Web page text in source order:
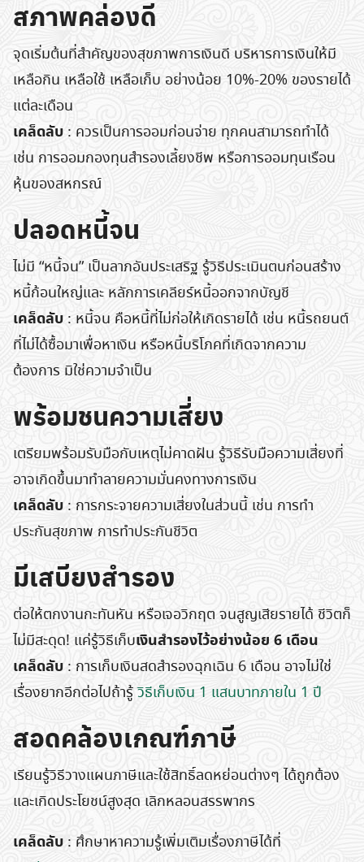
สภาพคล่องดี
จุดเริ่มต้นที่สําคัญของสุขภาพการเงินดี บริหารการเงินให้มี
เหลือกิน เหลือใช้ เหลือเก็บ อย่างน้อย 10%-20% ของรายได้
แต่ละเดือน
เคล็ดลับ : ควรเป็นการออมก่อนจ่าย ทุกคนสามารถทำได้
เช่น การออมกองทุนสำรองเลี้ยงชีพ หรือการออมทุนเรือน
หุ้นของสหกรณ์
ปลอดหนี้จน
ไม่มี “หนี้จน” เป็นลาภอันประเสริฐ รู้วิธีประเมินตนก่อนสร้าง
หนี้ก้อนใหญ่และ หลักการเคลียร์หนี้ออกจากบัญชี
เคล็ดลับ : หนี้จน คือหนี้ที่ไม่ก่อให้เกิดรายได้ เช่น หนี้รถยนต์
ที่ไม่ได้ซื้อมาเพื่อหาเงิน หรือหนี้บริโภคที่เกิดจากความ
ต้องการ มิใช่ความจำเป็น
พร้อมชนความเสี่ยง
เตรียมพร้อมรับมือกับเหตุไม่คาดฝัน รู้วิธีรับมือความเสี่ยงที่
อาจเกิดขึ้นมาทําลายความมั่นคงทางการเงิน
เคล็ดลับ : การกระจายความเสี่ยงในส่วนนี้ เช่น การทำ
ประกันสุขภาพ การทำประกันชีวิต
มีเสบียงสํารอง
ต่อให้ตกงานกะทันหัน หรือเจอวิกฤต จนสูญเสียรายได้ ชีวิตก็
ไม่มีสะดุด! แค่รู้วิธีเก็บเงินสํารองไว้อย่างน้อย 6 เดือน
เคล็ดลับ : การเก็บเงินสดสำรองฉุกเฉิน 6 เดือน อาจไม่ใช่
เรื่องยากอีกต่อไปถ้ารู้วิธีเก็บเงิน 1 แสนบาทภายใน 1 ปี
สอดคล้องเกณฑ์ภาษี
เรียนรู้วิธีวางแผนภาษีและใช้สิทธิ์ลดหย่อนต่างๆ ได้ถูกต้อง
และเกิดประโยชน์สูงสุด เลิกหลอนสรรพากร
เคล็ดลับ : ศึกษาหาความรู้เพิ่มเติมเรื่องภาษีได้ที่